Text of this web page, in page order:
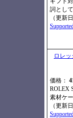
詞とし
（更新
ロレ
価格：
ROLEX
素材ケ
（更新